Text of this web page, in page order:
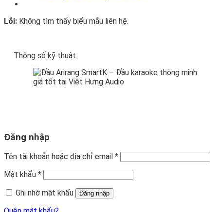
Lỗi: Không tìm thấy biểu mẫu liên hệ.
Thông số kỹ thuật
Đăng nhập
Tên tài khoản hoặc địa chỉ email *
Mật khẩu *
Ghi nhớ mật khẩu
Đăng nhập